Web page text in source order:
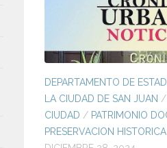
DEPARTAMENTO DE
LA CIUDAD DE SAN JUAN /
CIUDAD / PATRIMONIO
PRESERVACION HISTORICA